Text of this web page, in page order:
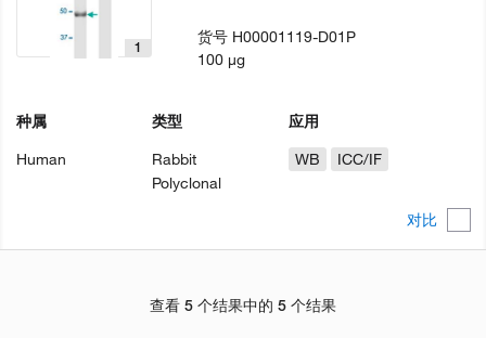
对比
1
种属
Human
类型
Rabbit
Polyclonal
应用
WB
ICC/IF
货号 H00001119-D01P
100 µg
查看 5 个结果中的 5 个结果